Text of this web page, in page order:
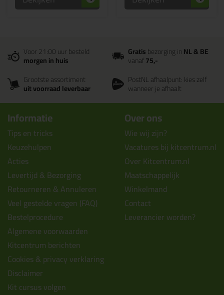
Voor 21:00 uur besteld
morgen in huis
Gratisbezorging inNL & BE
vanaf75,-
Grootste assortiment
uit voorraad leverbaar
PostNL afhaalpunt: kies zelf
wanneer je afhaalt
Informatie
Tips en tricks
Keuzehulpen
Acties
Levertijd & Bezorging
Retourneren & Annuleren
Veel gestelde vragen (FAQ)
Bestelprocedure
Algemene voorwaarden
Kitcentrum berichten
Cookies & privacy verklaring
Disclaimer
Kit cursus volgen
Over ons
Wie wij zijn?
Vacatures bij kitcentrum.nl
Over Kitcentrum.nl
Maatschappelijk
Winkelmand
Contact
Leverancier worden?